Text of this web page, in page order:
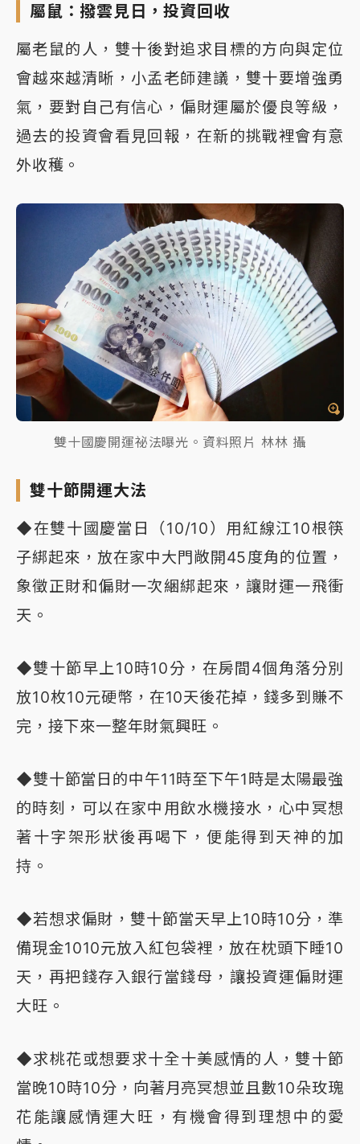
屬鼠：撥雲見日，投資回收
屬老鼠的人，雙十後對追求目標的方向與定位
會越來越清晰，小孟老師建議，雙十要增強勇
氣，要對自己有信心，偏財運屬於優良等級，
過去的投資會看見回報，在新的挑戰裡會有意
外收穫。
雙十國慶開運祕法曝光。資料照片 林林 攝
雙十節開運大法
◆在雙十國慶當日（10/10）用紅線江10根筷
子綁起來，放在家中大門敞開45度角的位置，
象徵正財和偏財一次綑綁起來，讓財運一飛衝
天。
◆雙十節早上10時10分，在房間4個角落分別
放10枚10元硬幣，在10天後花掉，錢多到賺不
完，接下來一整年財氣興旺。
◆雙十節當日的中午11時至下午1時是太陽最強
的時刻，可以在家中用飲水機接水，心中冥想
著十字架形狀後再喝下，便能得到天神的加
持。
◆若想求偏財，雙十節當天早上10時10分，準
備現金1010元放入紅包袋裡，放在枕頭下睡10
天，再把錢存入銀行當錢母，讓投資運偏財運
大旺。
◆求桃花或想要求十全十美感情的人，雙十節
當晚10時10分，向著月亮冥想並且數10朵玫瑰
花能讓感情運大旺，有機會得到理想中的愛